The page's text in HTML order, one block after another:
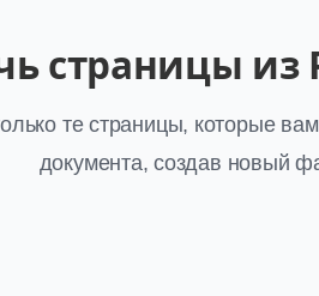
страницы из
те страницы, которые
документа, создав новый